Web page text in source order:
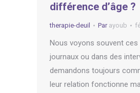
différence d’âge ?
therapie-deuil Par ayoub
Nous voyons souvent ces
journaux ou dans des
demandons toujours
leur relation fonctionne